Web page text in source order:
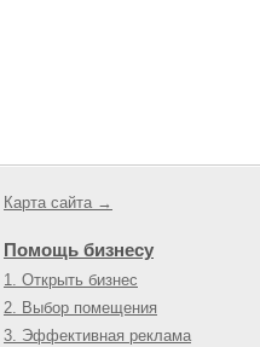
Карта сайта →
Помощь бизнесу
1. Открыть бизнес
2. Выбор помещения
3. Эффективная реклама